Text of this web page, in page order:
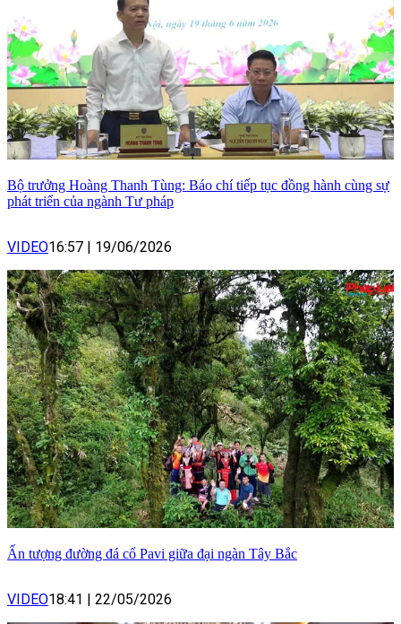
Bộ trưởng Hoàng Thanh Tùng: Báo chí tiếp tục đồng hành cùng sự
phát triển của ngành Tư pháp
VIDEO16:57 | 19/06/2026
Ấn tượng đường đá cổ Pavi giữa đại ngàn Tây Bắc
VIDEO18:41 | 22/05/2026